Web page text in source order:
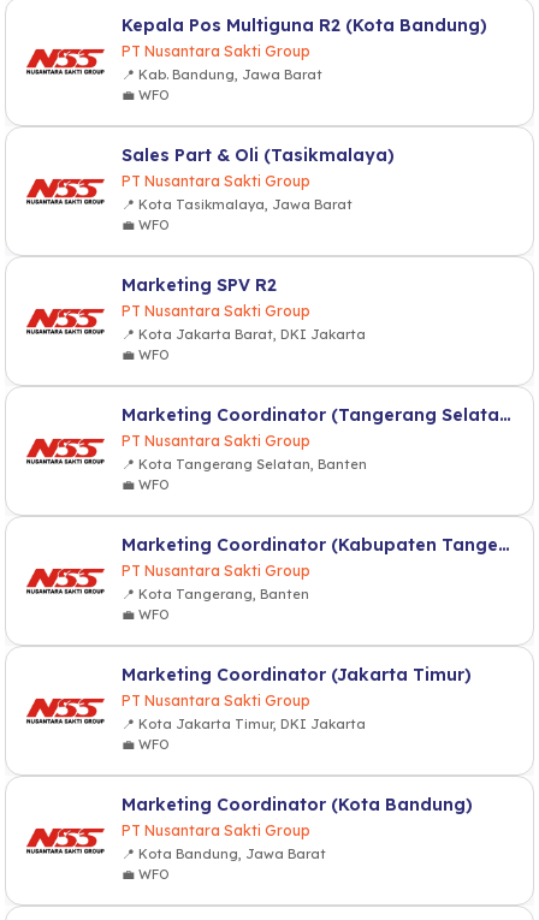
Kepala Pos Multiguna R2 (Kota Bandung)
PT Nusantara Sakti Group
📍 Kab. Bandung, Jawa Barat
💼 WFO
Sales Part & Oli (Tasikmalaya)
PT Nusantara Sakti Group
📍 Kota Tasikmalaya, Jawa Barat
💼 WFO
Marketing SPV R2
PT Nusantara Sakti Group
📍 Kota Jakarta Barat, DKI Jakarta
💼 WFO
Marketing Coordinator (Tangerang Selatan)
PT Nusantara Sakti Group
📍 Kota Tangerang Selatan, Banten
💼 WFO
Marketing Coordinator (Kabupaten Tangerang)
PT Nusantara Sakti Group
📍 Kota Tangerang, Banten
💼 WFO
Marketing Coordinator (Jakarta Timur)
PT Nusantara Sakti Group
📍 Kota Jakarta Timur, DKI Jakarta
💼 WFO
Marketing Coordinator (Kota Bandung)
PT Nusantara Sakti Group
📍 Kota Bandung, Jawa Barat
💼 WFO